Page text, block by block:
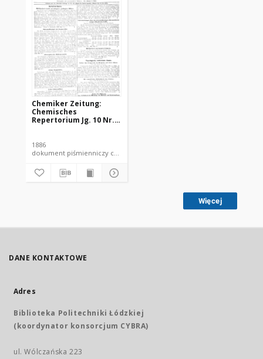
Chemiker Zeitung:
Chemisches
Repertorium Jg. 10 Nr.
1886
dokument piśmienniczy czasopismo
Więcej
DANE KONTAKTOWE
Adres
Biblioteka Politechniki Łódzkiej
(koordynator konsorcjum CYBRA)
ul. Wólczańska 223